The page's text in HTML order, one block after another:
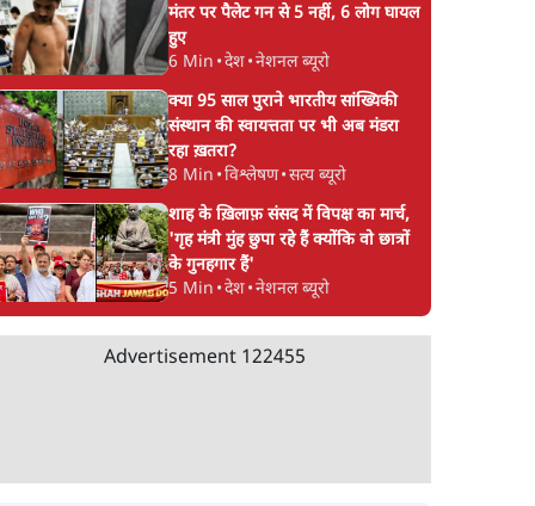
मंतर पर पैलेट गन से 5 नहीं, 6 लोग घायल
हुए
6 Min •देश•नेशनल ब्यूरो
क्या 95 साल पुराने भारतीय सांख्यिकी
संस्थान की स्वायत्तता पर भी अब मंडरा
रहा ख़तरा?
8 Min •विश्लेषण•सत्य ब्यूरो
शाह के ख़िलाफ़ संसद में विपक्ष का मार्च,
'गृह मंत्री मुंह छुपा रहे हैं क्योंकि वो छात्रों
के गुनहगार हैं'
5 Min •देश•नेशनल ब्यूरो
Advertisement 122455